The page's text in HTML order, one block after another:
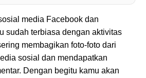
media Facebook dan
sudah terbiasa dengan aktivitas
membagikan foto-foto dari
sosial dan mendapatkan
Dengan begitu kamu akan